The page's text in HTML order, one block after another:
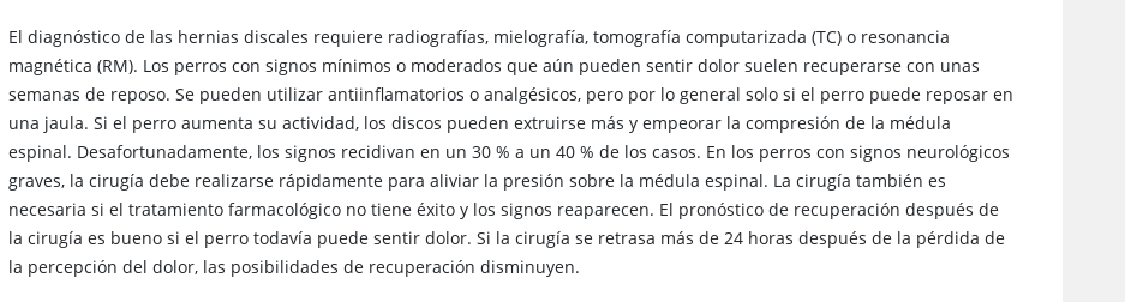
El diagnóstico de las hernias discales requiere radiografías, mielografía, tomografía computarizada (TC) o resonancia
magnética (RM). Los perros con signos mínimos o moderados que aún pueden sentir dolor suelen recuperarse con unas
semanas de reposo. Se pueden utilizar antiinflamatorios o analgésicos, pero por lo general solo si el perro puede reposar en
una jaula. Si el perro aumenta su actividad, los discos pueden extruirse más y empeorar la compresión de la médula
espinal. Desafortunadamente, los signos recidivan en un 30 % a un 40 % de los casos. En los perros con signos neurológicos
graves, la cirugía debe realizarse rápidamente para aliviar la presión sobre la médula espinal. La cirugía también es
necesaria si el tratamiento farmacológico no tiene éxito y los signos reaparecen. El pronóstico de recuperación después de
la cirugía es bueno si el perro todavía puede sentir dolor. Si la cirugía se retrasa más de 24 horas después de la pérdida de
la percepción del dolor, las posibilidades de recuperación disminuyen.